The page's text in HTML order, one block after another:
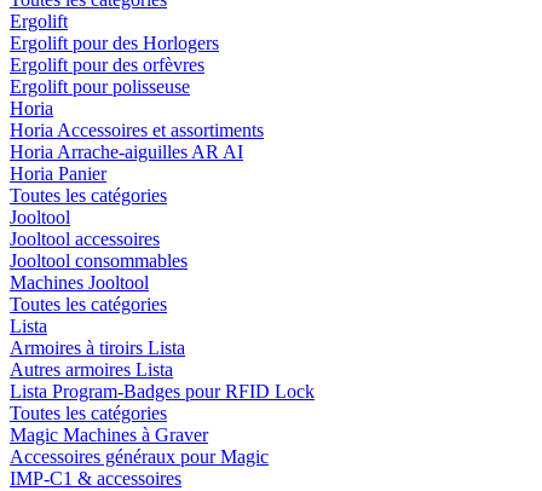
Ergolift
Ergolift pour des Horlogers
Ergolift pour des orfèvres
Ergolift pour polisseuse
Horia
Horia Accessoires et assortiments
Horia Arrache-aiguilles AR AI
Horia Panier
Toutes les catégories
Jooltool
Jooltool accessoires
Jooltool consommables
Machines Jooltool
Toutes les catégories
Lista
Armoires à tiroirs Lista
Autres armoires Lista
Lista Program-Badges pour RFID Lock
Toutes les catégories
Magic Machines à Graver
Accessoires généraux pour Magic
IMP-C1 & accessoires